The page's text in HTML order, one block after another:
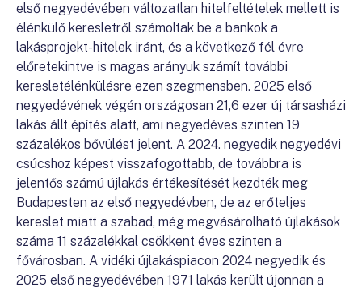
első negyedévében változatlan hitelfeltételek mellett is
élénkülő keresletről számoltak be a bankok a
lakásprojekt-hitelek iránt, és a következő fél évre
előretekintve is magas arányuk számít további
keresletélénkülésre ezen szegmensben. 2025 első
negyedévének végén országosan 21,6 ezer új társasházi
lakás állt építés alatt, ami negyedéves szinten 19
százalékos bővülést jelent. A 2024. negyedik negyedévi
csúcshoz képest visszafogottabb, de továbbra is
jelentős számú újlakás értékesítését kezdték meg
Budapesten az első negyedévben, de az erőteljes
kereslet miatt a szabad, még megvásárolható újlakások
száma 11 százalékkal csökkent éves szinten a
fővárosban. A vidéki újlakáspiacon 2024 negyedik és
2025 első negyedévében 1971 lakás került újonnan a